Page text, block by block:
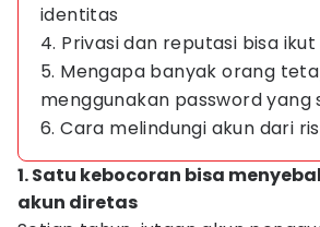
identitas
4. Privasi dan reputasi bisa
5. Mengapa banyak orang
menggunakan password yang
6. Cara melindungi akun dari
1. Satu kebocoran bisa
akun diretas